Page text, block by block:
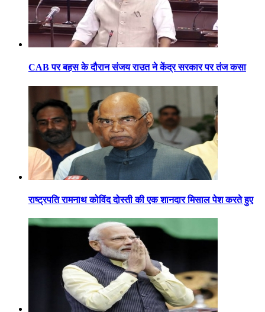
CAB पर बहस के दौरान संजय राउत ने केंद्र सरकार पर तंज कसा
राष्ट्रपति रामनाथ कोविंद दोस्ती की एक शानदार मिसाल पेश करते हुए